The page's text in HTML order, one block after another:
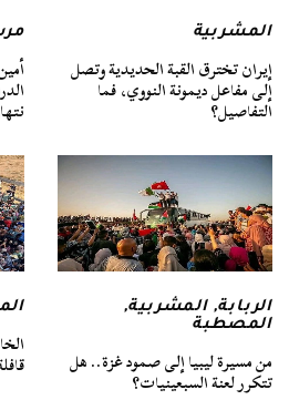
المشربية
إيران تخترق القبة الحديدية وتصل
إلى مفاعل ديمونة النووي، فما
التفاصيل؟
الربابة,المشربية,
المصطبة
من مسيرة ليبيا إلى صمود غزة.. هل
تتكرر لعنة السبعينيات؟